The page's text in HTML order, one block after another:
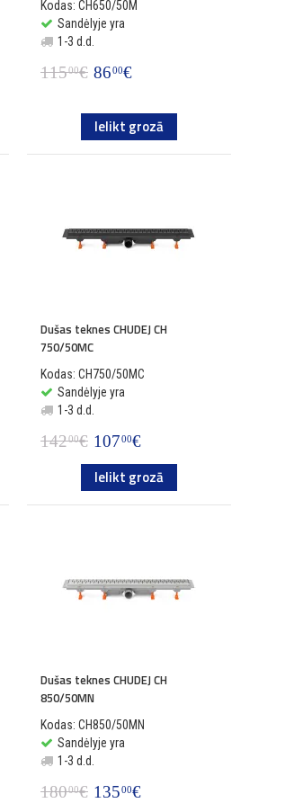
Kodas: CH650/50M
Sandėlyje yra
1-3 d.d.
11500€ 8600€
Ielikt grozā
Dušas teknes CHUDEJ CH
750/50MC
Kodas: CH750/50MC
Sandėlyje yra
1-3 d.d.
14200€ 10700€
Ielikt grozā
Dušas teknes CHUDEJ CH
850/50MN
Kodas: CH850/50MN
Sandėlyje yra
1-3 d.d.
18000€ 13500€